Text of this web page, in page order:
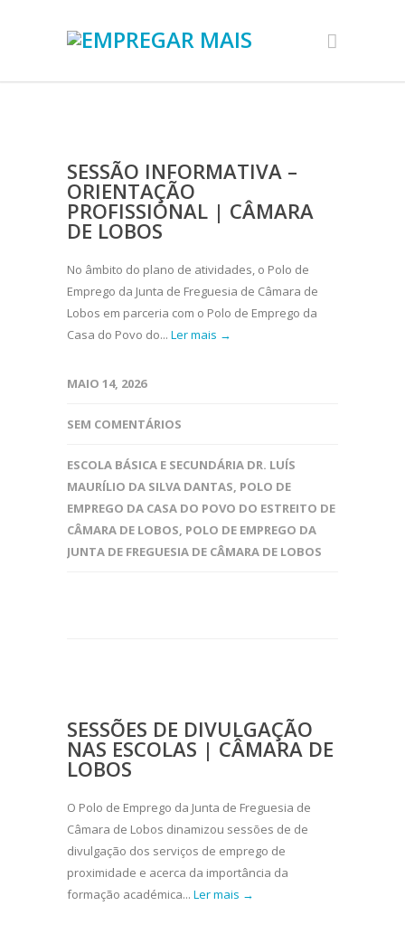
SESSÃO INFORMATIVA –
ORIENTAÇÃO
PROFISSIONAL | CÂMARA
DE LOBOS
No âmbito do plano de atividades, o Polo de
Emprego da Junta de Freguesia de Câmara de
Lobos em parceria com o Polo de Emprego da
Casa do Povo do... Ler mais →
MAIO 14, 2026
SEM COMENTÁRIOS
ESCOLA BÁSICA E SECUNDÁRIA DR. LUÍS
MAURÍLIO DA SILVA DANTAS, POLO DE
EMPREGO DA CASA DO POVO DO ESTREITO DE
CÂMARA DE LOBOS, POLO DE EMPREGO DA
JUNTA DE FREGUESIA DE CÂMARA DE LOBOS
SESSÕES DE DIVULGAÇÃO
NAS ESCOLAS | CÂMARA DE
LOBOS
O Polo de Emprego da Junta de Freguesia de
Câmara de Lobos dinamizou sessões de de
divulgação dos serviços de emprego de
proximidade e acerca da importância da
formação académica... Ler mais →